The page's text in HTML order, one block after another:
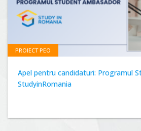
PROIECT PEO
Apel pentru candidaturi: Programul
StudyinRomania